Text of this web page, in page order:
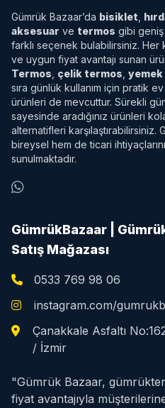
Gümrük Bazaar’da bisiklet
aksesuar ve termos gibi
farklı seçenek bulabilirsiniz.
ve uygun fiyat avantajı sunan
Termos çelik termos
sıra günlük kullanım için pratik
ürünleri de mevcuttur. Sürekli
sayesinde aradığınız ürünleri
alternatifleri karşılaştırabilirsiniz.
bireysel hem de ticari
sunulmaktadır.
GümrükBazaar |
Satış Mağazası
0533 769 98 06
instagram.com/
Çanakkale Asfaltı
/ İzmir
"Gümrük Bazaar,
fiyat avantajıyla